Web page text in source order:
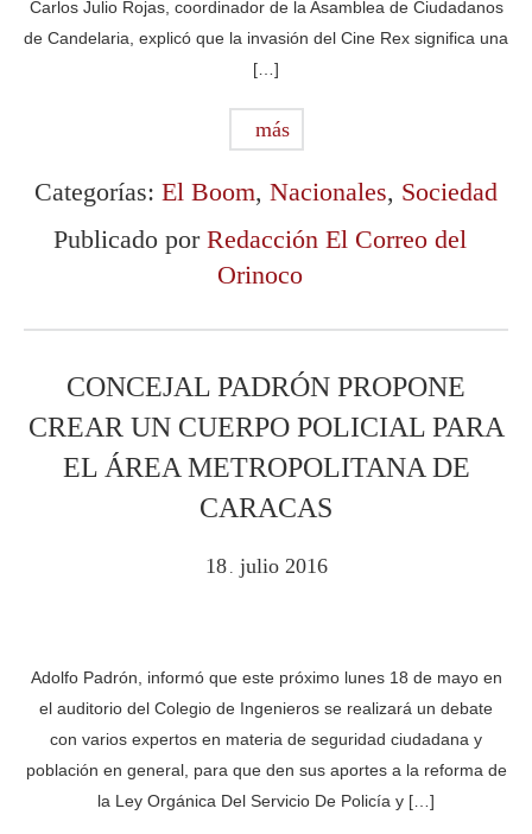
Carlos Julio Rojas, coordinador de la Asamblea de Ciudadanos
de Candelaria, explicó que la invasión del Cine Rex significa una
[…]
más
Categorías: El Boom, Nacionales, Sociedad
Publicado por Redacción El Correo del
Orinoco
CONCEJAL PADRÓN PROPONE
CREAR UN CUERPO POLICIAL PARA
EL ÁREA METROPOLITANA DE
CARACAS
18 . julio 2016
Adolfo Padrón, informó que este próximo lunes 18 de mayo en
el auditorio del Colegio de Ingenieros se realizará un debate
con varios expertos en materia de seguridad ciudadana y
población en general, para que den sus aportes a la reforma de
la Ley Orgánica Del Servicio De Policía y […]